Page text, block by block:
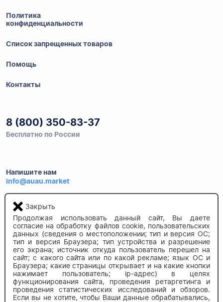
Политика
конфиденциальности
Список запрещенных товаров
Помощь
Контакты
8 (800) 350-83-37
Бесплатно по России
Напишите нам
info@auau.market
236027, г.Калининград
ул.Калязинская 6, оф. 2
© 2020-2026 auau.market
Закрыть
Продолжая использовать данный сайт, Вы даете
согласие на обработку файлов cookie, пользовательских
данных (сведения о местоположении; тип и версия ОС;
тип и версия Браузера; тип устройства и разрешение
его экрана; источник откуда пользователь перешел на
сайт; с какого сайта или по какой рекламе; язык ОС и
Браузера; какие страницы открывает и на какие кнопки
нажимает пользователь; ip-адрес) в целях
функционирования сайта, проведения ретаргетинга и
проведения статистических исследований и обзоров.
Если вы не хотите, чтобы Ваши данные обрабатывались,